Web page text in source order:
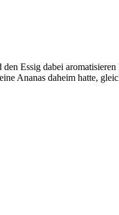
Essig dabei
Ananas daheim hatte,